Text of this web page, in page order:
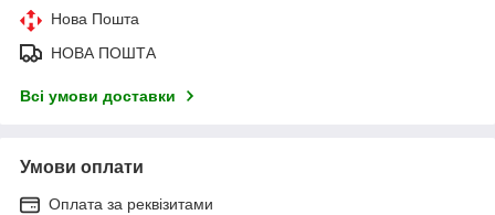
Нова Пошта
НОВА ПОШТА
Всі умови доставки
Умови оплати
Оплата за реквізитами